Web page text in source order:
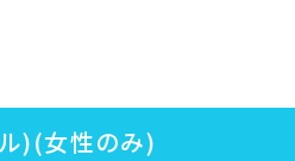
)(女性のみ)